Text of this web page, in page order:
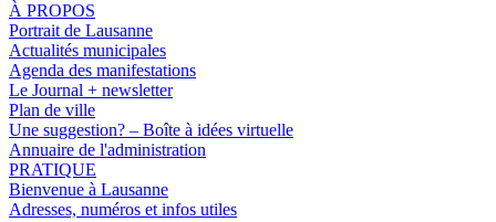
À PROPOS
Portrait de Lausanne
Actualités municipales
Agenda des manifestations
Le Journal + newsletter
Plan de ville
Une suggestion? – Boîte à idées virtuelle
Annuaire de l'administration
PRATIQUE
Bienvenue à Lausanne
Adresses, numéros et infos utiles